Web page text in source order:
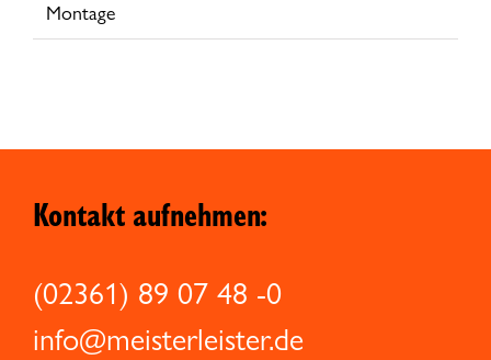
Montage
Kontakt aufnehmen:
(02361) 89 07 48 -0
info@meisterleister.de